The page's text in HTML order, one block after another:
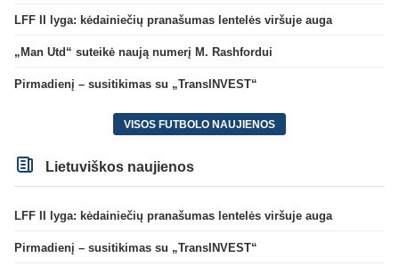
LFF II lyga: kėdainiečių pranašumas lentelės viršuje auga
„Man Utd“ suteikė naują numerį M. Rashfordui
Pirmadienį – susitikimas su „TransINVEST“
VISOS FUTBOLO NAUJIENOS
Lietuviškos naujienos
LFF II lyga: kėdainiečių pranašumas lentelės viršuje auga
Pirmadienį – susitikimas su „TransINVEST“